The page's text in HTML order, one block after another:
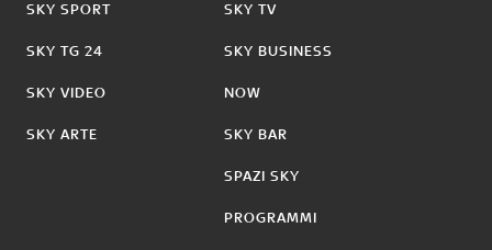
SKY SPORT
SKY TG 24
SKY VIDEO
SKY ARTE
SKY TV
SKY BUSINESS
NOW
SKY BAR
SPAZI SKY
PROGRAMMI